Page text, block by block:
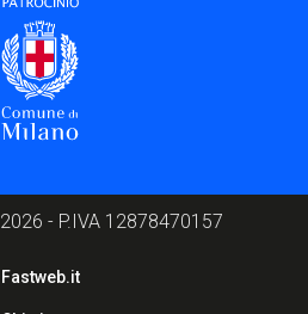
2026 - P.IVA 12878470157
Fastweb.it